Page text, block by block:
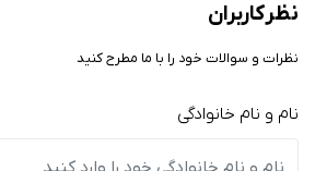
نظر کاربران
نظرات و سوالات خود را با ما مطرح کنید
نام و نام خانوادگی